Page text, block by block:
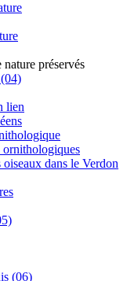
nature préservés
lien
ornithologiques
oiseaux dans le Verdon
(06)